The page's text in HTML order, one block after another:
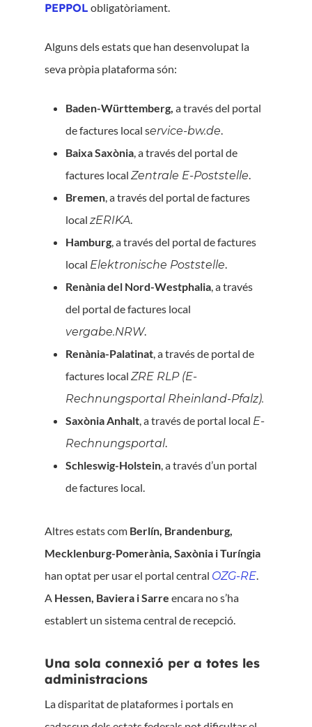
PEPPOL obligatòriament.
Alguns dels estats que han desenvolupat la
seva pròpia plataforma són:
Baden-Württemberg, a través del portal
de factures local service-bw.de.
Baixa Saxònia, a través del portal de
factures local Zentrale E-Poststelle.
Bremen, a través del portal de factures
local zERIKA.
Hamburg, a través del portal de factures
local Elektronische Poststelle.
Renània del Nord-Westphalia, a través
del portal de factures local
vergabe.NRW.
Renània-Palatinat, a través de portal de
factures local ZRE RLP (E-
Rechnungsportal Rheinland-Pfalz).
Saxònia Anhalt, a través de portal local E-
Rechnungsportal.
Schleswig-Holstein, a través d’un portal
de factures local.
Altres estats com Berlín, Brandenburg,
Mecklenburg-Pomerània, Saxònia i Turíngia
han optat per usar el portal central OZG-RE.
A Hessen, Baviera i Sarre encara no s’ha
establert un sistema central de recepció.
Una sola connexió per a totes les
administracions
La disparitat de plataformes i portals en